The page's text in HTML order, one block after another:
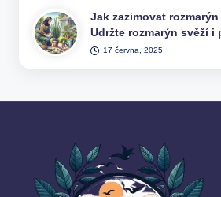
Jak zazimovat
Udržte rozmarýn svěží i
17 června, 2025